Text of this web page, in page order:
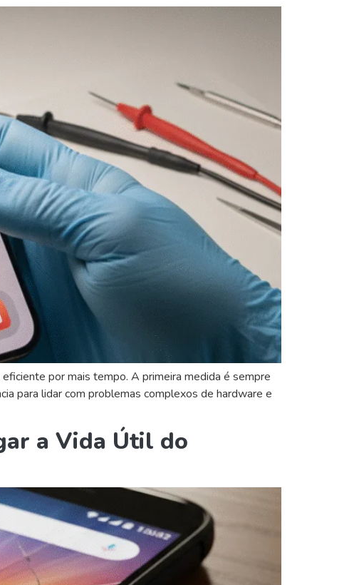
por mais tempo. A primeira medida é sempre
para lidar com problemas complexos de hardware e
a Vida Útil do